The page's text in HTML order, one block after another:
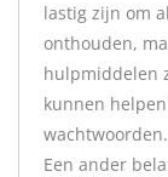
lastig zijn om
onthouden,
hulpmiddelen
kunnen
wachtwoorden.
Een ander